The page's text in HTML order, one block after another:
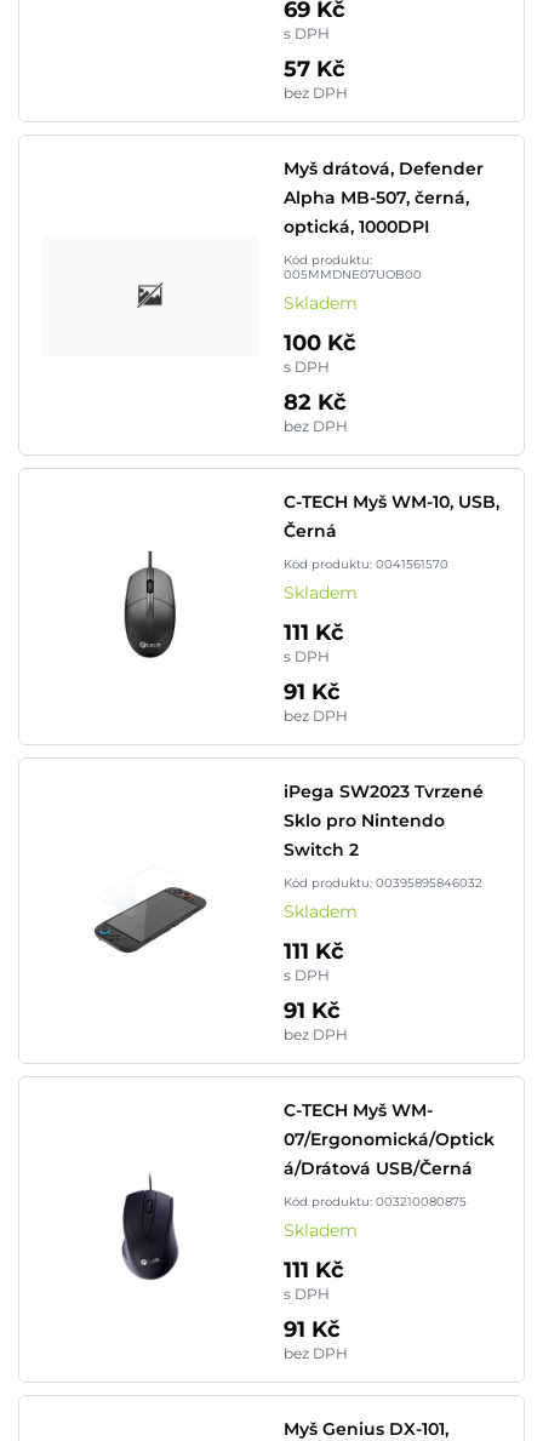
69 Kč
s DPH
57 Kč
bez DPH
Myš drátová, Defender
Alpha MB-507, černá,
optická, 1000DPI
Kód produktu:
005MMDNE07UOB00
Skladem
100 Kč
s DPH
82 Kč
bez DPH
C-TECH Myš WM-10, USB,
Černá
Kód produktu: 0041561570
Skladem
111 Kč
s DPH
91 Kč
bez DPH
iPega SW2023 Tvrzené
Sklo pro Nintendo
Switch 2
Kód produktu: 00395895846032
Skladem
111 Kč
s DPH
91 Kč
bez DPH
C-TECH Myš WM-
07/Ergonomická/Optick
á/Drátová USB/Černá
Kód produktu: 003210080875
Skladem
111 Kč
s DPH
91 Kč
bez DPH
Myš Genius DX-101,